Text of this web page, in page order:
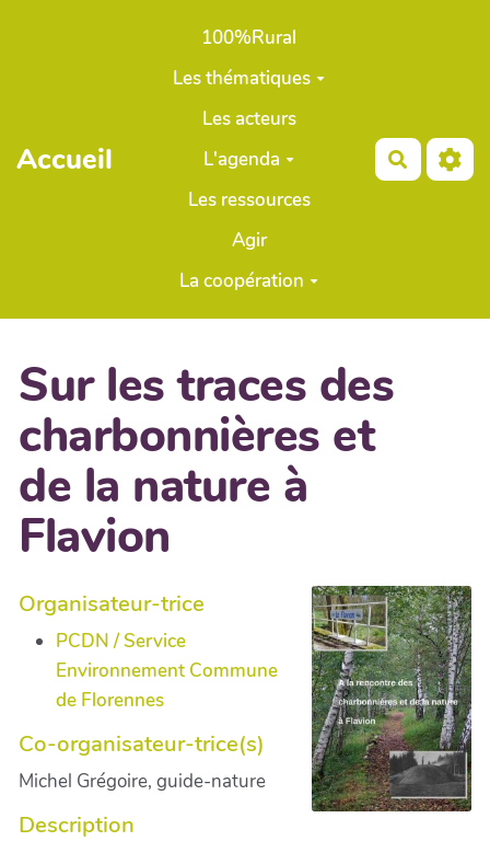
Aller au contenu principal
Accueil
100%Rural
Les thématiques
Les acteurs
L'agenda
Les ressources
Agir
La coopération
Sur les traces des
charbonnières et
de la nature à
Flavion
Organisateur-trice
PCDN / Service
Environnement Commune
de Florennes
Co-organisateur-trice(s)
Michel Grégoire, guide-nature
Description